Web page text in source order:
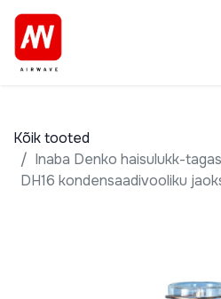
Kõik tooted
Inaba Denko haisulukk-
DH16 kondensaadivooliku